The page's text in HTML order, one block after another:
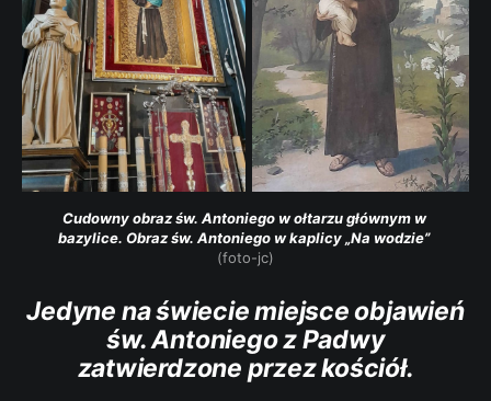
Cudowny obraz św. Antoniego w ołtarzu głównym w
bazylice. Obraz św. Antoniego w kaplicy „Na wodzie”
(foto-jc)
Jedyne na świecie miejsce objawień
św. Antoniego z Padwy
zatwierdzone przez kościół.